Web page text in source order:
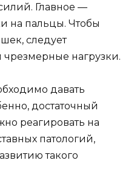
Главное —
на пальцы. Чтобы
следует
чрезмерные нагрузки.
давать
достаточный
реагировать на
патологий,
такого